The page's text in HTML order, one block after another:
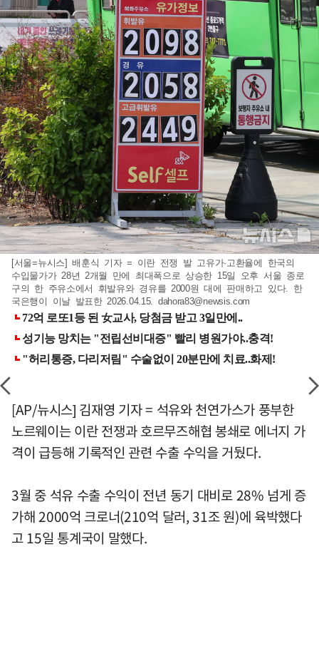
[서울=뉴시스] 배훈식 기자 = 이란 전쟁 발 고유가·고환율에 한국의
수입물가가 28년 2개월 만에 최대폭으로 상승한 15일 오후 서울 종로
구의 한 주유소에서 휘발유와 경유를 2000원 대에 판매하고 있다. 한
국은행이 이날 발표한 2026.04.15. dahora83@newsis.com
[AP/뉴시스] 김재영 기자 = 석유와 천연가스가 풍부한
노르웨이는 이란 전쟁과 호르무즈해협 봉쇄로 에너지 가
격이 급등해 기록적인 관련 수출 수익을 거뒀다.
3월 중 석유 수출 수익이 전년 동기 대비로 28% 넘게 증
가해 2000억 크로너(210억 달러, 31조 원)에 육박했다
고 15일 통계국이 말했다.